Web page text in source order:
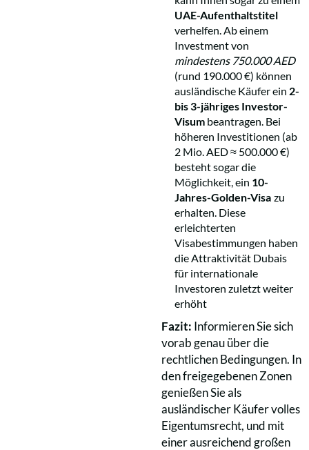
UAE-Aufenthaltstitel
verhelfen. Ab einem
Investment von
mindestens 750.000 AED
(rund 190.000 €) können
ausländische Käufer ein 2-
bis 3-jähriges Investor-
Visum beantragen. Bei
höheren Investitionen (ab
2 Mio. AED ≈ 500.000 €)
besteht sogar die
Möglichkeit, ein 10-
Jahres-Golden-Visa zu
erhalten. Diese
erleichterten
Visabestimmungen haben
die Attraktivität Dubais
für internationale
Investoren zuletzt weiter
erhöht
Fazit: Informieren Sie sich
vorab genau über die
rechtlichen Bedingungen. In
den freigegebenen Zonen
genießen Sie als
ausländischer Käufer volles
Eigentumsrecht, und mit
einer ausreichend großen